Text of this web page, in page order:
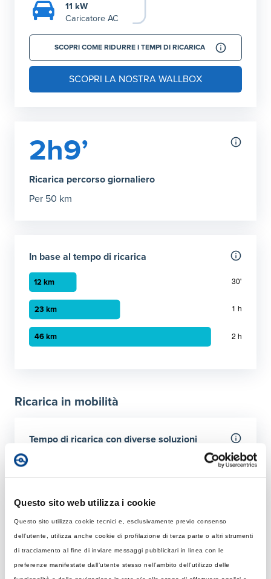
Questo sito web utilizza i cookie
Questo sito utilizza cookie tecnici e, esclusivamente previo consenso
dell’utente, utilizza anche cookie di profilazione di terza parte o altri strumenti
di tracciamento al fine di inviare messaggi pubblicitari in linea con le
preferenze manifestate dall’utente stesso nell’ambito dell’utilizzo delle
11 kW
Caricatore AC
SCOPRI COME RIDURRE I TEMPI DI RICARICA
SCOPRI LA NOSTRA WALLBOX
2h9’
Ricarica percorso giornaliero
Per 50 km
In base al tempo di ricarica
2 ora:46 km
Ricarica in mobilità
Tempo di ricarica con diverse soluzioni
Tempo di ricarica con 22 kW
Rapida: tempo necessario per ricaricare 50 km
Elemento 1:35 minuti
Ultraveloce
Colonnina DC 150 kW